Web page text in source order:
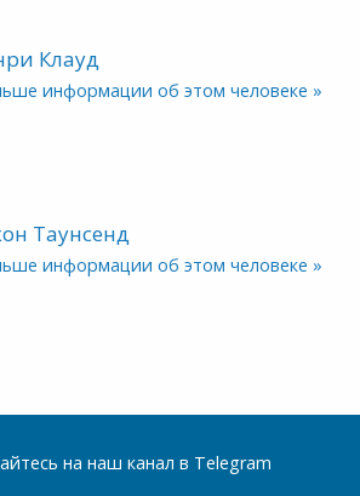
Клауд
информации об этом человеке »
Таунсенд
информации об этом человеке »
на наш канал в Telegram